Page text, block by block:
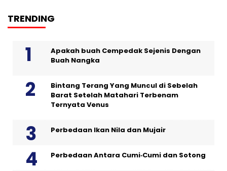
TRENDING
Apakah buah Cempedak Sejenis Dengan
Buah Nangka
Bintang Terang Yang Muncul di Sebelah
Barat Setelah Matahari Terbenam
Ternyata Venus
Perbedaan Ikan Nila dan Mujair
Perbedaan Antara Cumi‑Cumi dan Sotong